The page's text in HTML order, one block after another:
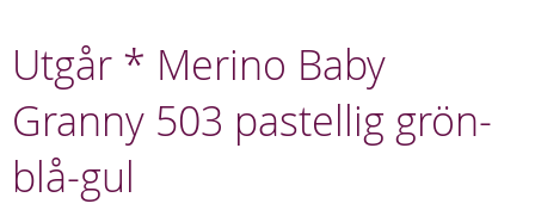
Utgår * Merino Baby
Granny 503 pastellig grön-
blå-gul